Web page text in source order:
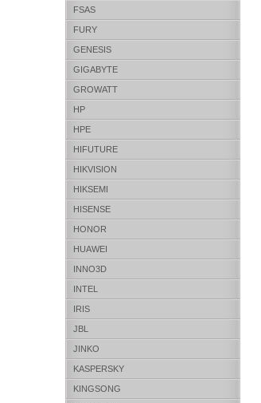
FSAS
FURY
GENESIS
GIGABYTE
GROWATT
HP
HPE
HIFUTURE
HIKVISION
HIKSEMI
HISENSE
HONOR
HUAWEI
INNO3D
INTEL
IRIS
JBL
JINKO
KASPERSKY
KINGSONG